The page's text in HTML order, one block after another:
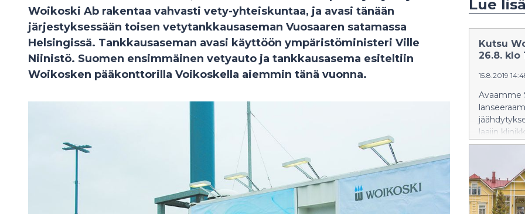
Woikoski Ab rakentaa vahvasti vety-yhteiskuntaa, ja avasi tänään
järjestyksessään toisen vetytankkausaseman Vuosaaren satamassa
Helsingissä. Tankkausaseman avasi käyttöön ympäristöministeri Ville
Niinistö. Suomen ensimmäinen vetyauto ja tankkausasema esiteltiin
Woikosken pääkonttorilla Voikoskella aiemmin tänä vuonna.
Lue
Kutsu
26.8. klo
15.8.2019
Avaamme
laajin
hevosille!
elimistön